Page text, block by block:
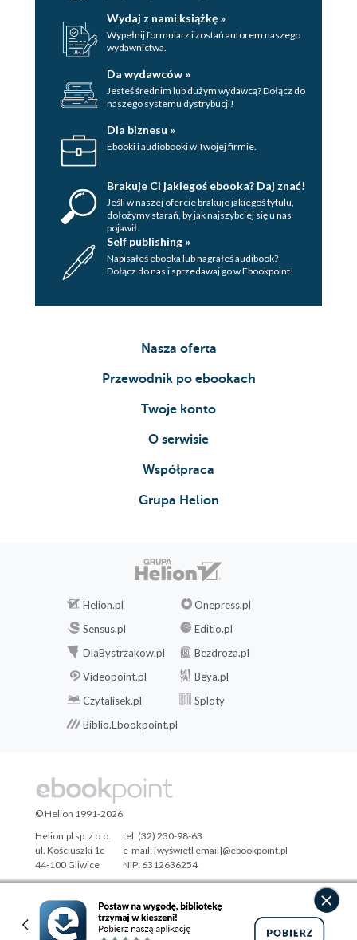
Wydaj z nami książkę »
Wypełnij formularz i zostań autorem naszego
wydawnictwa.
Da wydawców »
Jesteś średnim lub dużym wydawcą? Dołącz do
naszego systemu dystrybucji!
Dla biznesu »
Ebooki i audiobooki w Twojej firmie.
Brakuje Ci jakiegoś ebooka? Daj znać!
Jeśli w naszej ofercie brakuje jakiegoś tytulu,
dołożymy starań, by jak najszybciej się u nas
pojawił.
Self publishing »
Napisałeś ebooka lub nagrałeś audibook?
Dołącz do nas i sprzedawaj go w Ebookpoint!
Nasza oferta
Przewodnik po ebookach
Twoje konto
O serwisie
Współpraca
Grupa Helion
Helion.pl
Onepress.pl
Sensus.pl
Editio.pl
DlaBystrzakow.pl
Bezdroza.pl
Videopoint.pl
Beya.pl
Czytalisek.pl
Sploty
Biblio.Ebookpoint.pl
Designed with ♥ byTonik.pl
© Helion 1991-2026
Helion.pl sp. z o.o.
ul. Kościuszki 1c
44-100 Gliwice
tel. (32) 230-98-63
e-mail:[wyświetl email]@ebookpoint.pl
NIP: 6312636254
Regon: 241989027